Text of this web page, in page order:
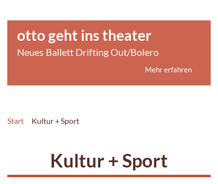
otto geht ins theater
Neues Ballett Drifting Out/Bolero
Mehr erfahren
Start Kultur + Sport
Kultur + Sport